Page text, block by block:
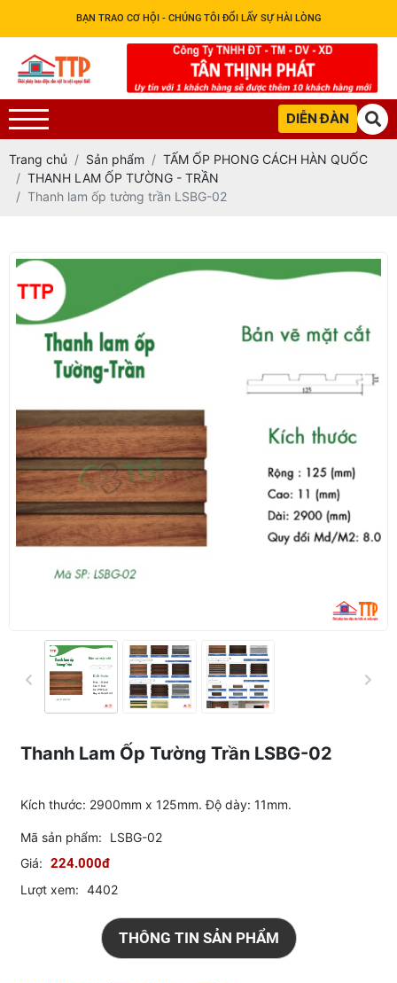
BẠN TRAO CƠ HỘI - CHÚNG TÔI ĐỔI LẤY SỰ HÀI LÒNG
DIỄN ĐÀN
Trang chủ Sản phẩm
TẤM ỐP PHONG CÁCH HÀN QUỐC
THANH LAM ỐP TƯỜNG - TRẦN
Thanh lam ốp tường trần LSBG-02
Thanh Lam Ốp Tường Trần LSBG-02
Kích thước: 2900mm x 125mm. Độ dày: 11mm.
Mã sản phẩm:
LSBG-02
Giá: 224.000đ
Lượt xem: 4402
THÔNG TIN SẢN PHẨM